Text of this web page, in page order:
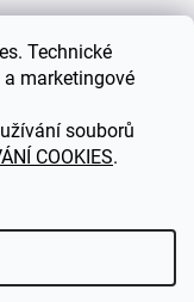
Technické
marketingové
souborů
COOKIES.
9.00 do 18.00